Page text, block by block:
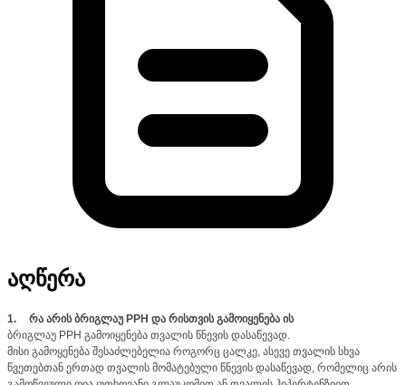
აღწერა
1.
რა არის ბრიგლაუ PPH და რისთვის გამოიყენება ის
ბრიგლაუ PPH გამოიყენება თვალის წნევის დასაწევად.
მისი გამოყენება შესაძლებელია როგორც ცალკე, ასევე თვალის სხვა
წვეთებთან ერთად თვალის მომატებული წნევის დასაწევად, რომელიც არის